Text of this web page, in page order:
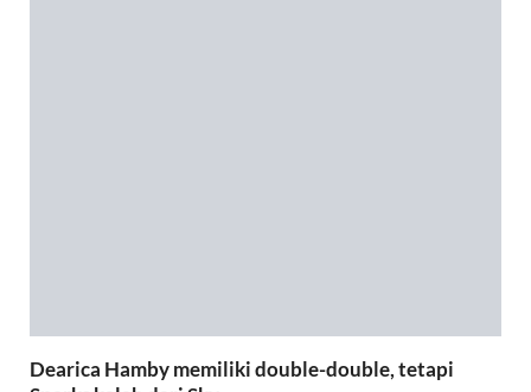
Dearica Hamby memiliki double-double, tetapi